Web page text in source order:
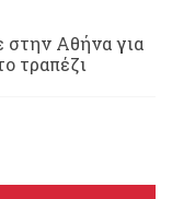
Αθήνα για
τραπέζι